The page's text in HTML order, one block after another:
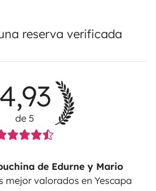
reserva verificada
4,93
de 5
de Edurne y Mario
mejor valorados en Yescapa